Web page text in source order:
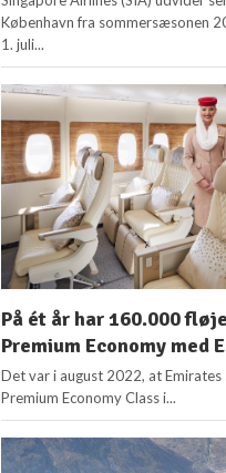
København fra sommersæsonen
1. juli...
På ét år har 160.000
Premium Economy med
Det var i august 2022, at Emirates
Premium Economy Class i...